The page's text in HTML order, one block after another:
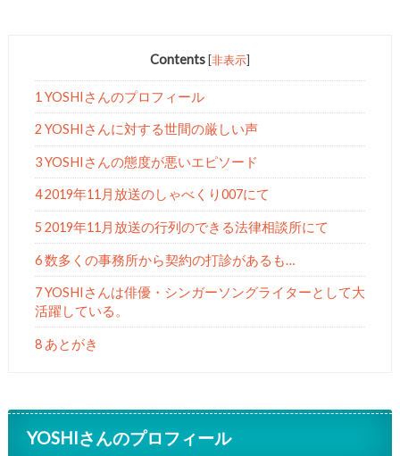
Contents [非表示]
1 YOSHIさんのプロフィール
2 YOSHIさんに対する世間の厳しい声
3 YOSHIさんの態度が悪いエピソード
4 2019年11月放送のしゃべくり007にて
5 2019年11月放送の行列のできる法律相談所にて
6 数多くの事務所から契約の打診があるも…
7 YOSHIさんは俳優・シンガーソングライターとして大
活躍している。
8 あとがき
YOSHIさんのプロフィール